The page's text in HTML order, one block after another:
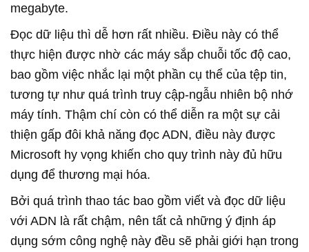
megabyte.
Đọc dữ liệu thì dễ hơn rất nhiều. Điều này có thể
thực hiện được nhờ các máy sắp chuỗi tốc độ cao,
bao gồm việc nhắc lại một phần cụ thể của tệp tin,
tương tự như quá trình truy cập-ngẫu nhiên bộ nhớ
máy tính. Thậm chí còn có thể diễn ra một sự cải
thiện gấp đôi khả năng đọc ADN, điều này được
Microsoft hy vọng khiến cho quy trình này đủ hữu
dụng để thương mại hóa.
Bởi quá trình thao tác bao gồm viết và đọc dữ liệu
với ADN là rất chậm, nên tất cả những ý định áp
dụng sớm công nghệ này đều sẽ phải giới hạn trong